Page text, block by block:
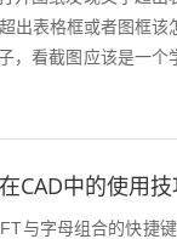
出表格框或者图框
，看截图应该是一个
使用了属性文字，属...
CAD中的使用
与字母组合的快捷